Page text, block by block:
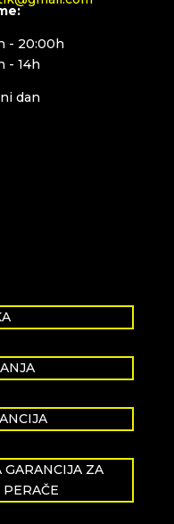
- 20:00h
- 14h
dan
ZA